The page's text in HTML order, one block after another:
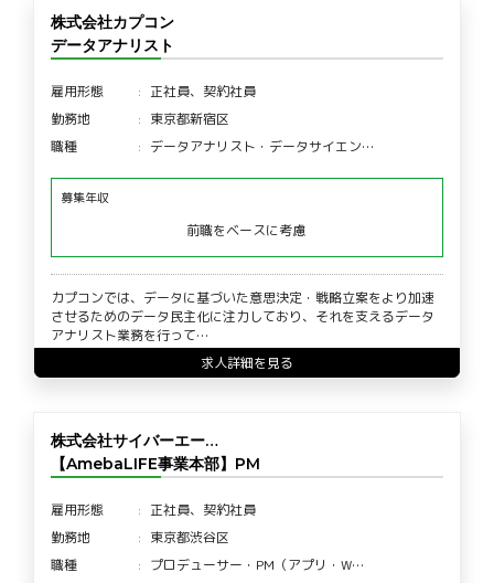
株式会社カプコン
データアナリスト
雇用形態
正社員、契約社員
勤務地
東京都新宿区
職種
データアナリスト・データサイエン…
募集年収
前職をベースに考慮
カプコンでは、データに基づいた意思決定・戦略立案をより加速
させるためのデータ民主化に注力しており、それを支えるデータ
アナリスト業務を行って…
求人詳細を見る
株式会社サイバーエー…
【AmebaLIFE事業本部】PM
雇用形態
正社員、契約社員
勤務地
東京都渋谷区
職種
プロデューサー・PM（アプリ・W…